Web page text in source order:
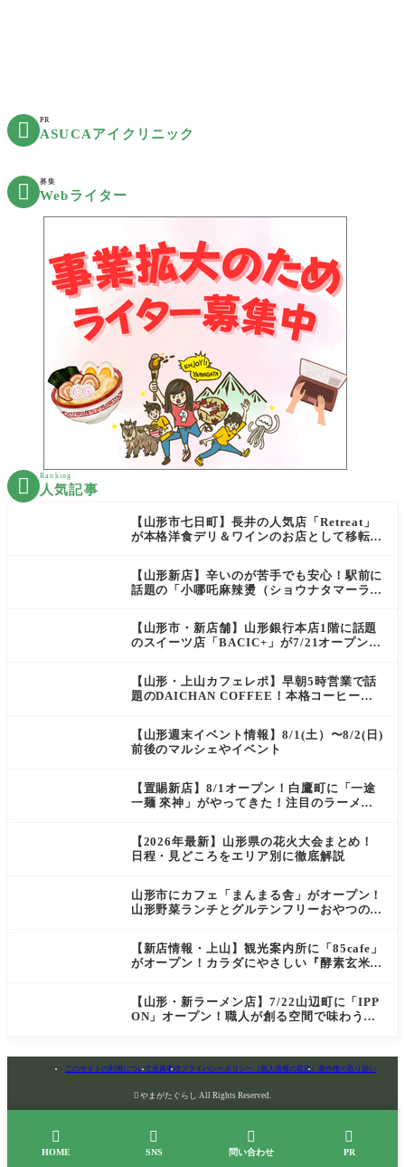
 PR
ASUCAアイクリニック
 募集
Webライター
 Ranking
人気記事
【山形市七日町】長井の人気店「Retreat」
が本格洋食デリ＆ワインのお店として移転オ
【山形新店】辛いのが苦手でも安心！駅前に
話題の「小哪吒麻辣燙（ショウナタマーラー
【山形市・新店舗】山形銀行本店1階に話題
のスイーツ店「BACIC+」が7/21オープン！
【山形・上山カフェレポ】早朝5時営業で話
題のDAICHAN COFFEE！本格コーヒーを
【山形週末イベント情報】8/1(土）〜8/2(日)
前後のマルシェやイベント
【置賜新店】8/1オープン！白鷹町に「一途
一麺 來神」がやってきた！注目のラーメン
【2026年最新】山形県の花火大会まとめ！
日程・見どころをエリア別に徹底解説
山形市にカフェ「まんまる舎」がオープン！
山形野菜ランチとグルテンフリーおやつの新
【新店情報・上山】観光案内所に「85cafe」
がオープン！カラダにやさしい『酵素玄米お
【山形・新ラーメン店】7/22山辺町に「IPP
ON」オープン！職人が創る空間で味わう
このサイトの利用について免責事項プライバシーポリシー（個人情報の取扱） 著作権の取り扱い
 やまがたぐらし All Rights Reserved.

HOME

SNS

問い合わせ

PR